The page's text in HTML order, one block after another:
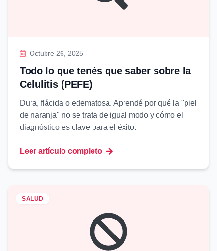
Octubre 26, 2025
Todo lo que tenés que saber sobre la
Celulitis (PEFE)
Dura, flácida o edematosa. Aprendé por qué la "piel
de naranja" no se trata de igual modo y cómo el
diagnóstico es clave para el éxito.
Leer artículo completo
SALUD